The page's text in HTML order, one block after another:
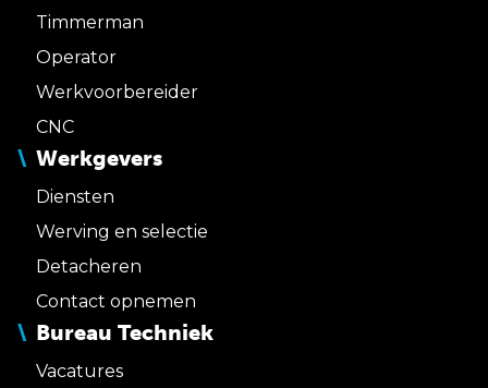
Timmerman
Operator
Werkvoorbereider
CNC
Werkgevers
Diensten
Werving en selectie
Detacheren
Contact opnemen
Bureau Techniek
Vacatures